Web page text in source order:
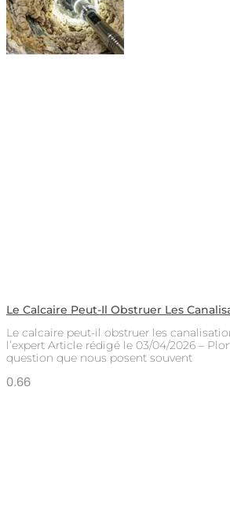
Le Calcaire Peut-Il Obstruer Les
Le calcaire peut-il obstruer les
l’expert Article rédigé le 03/04/2026 –
question que nous posent souvent